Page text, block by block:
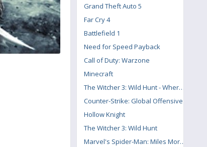
Grand Theft Auto 5
Far Cry 4
Battlefield 1
Need for Speed Payback
Call of Duty: Warzone
Minecraft
The Witcher 3: Wild Hunt - Where the Cat and Wolf Play
Counter-Strike: Global Offensive
Hollow Knight
The Witcher 3: Wild Hunt
Marvel's Spider-Man: Miles Morales